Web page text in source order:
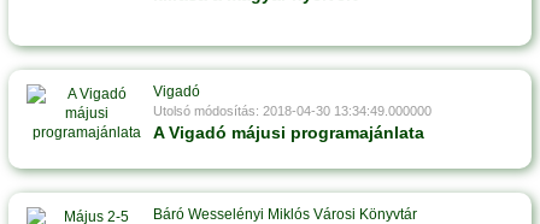
Vigadó
Utolsó módosítás: 2018-04-30 13:34:49.000000
A Vigadó májusi programajánlata
Báró Wesselényi Miklós Városi Könyvtár